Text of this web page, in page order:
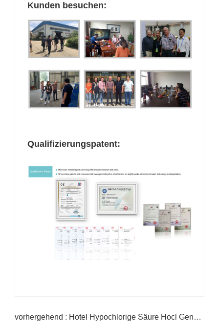
Kunden besuchen:
Qualifizierungspatent:
vorhergehend : Hotel Hypochlorige Säure Hocl Generator